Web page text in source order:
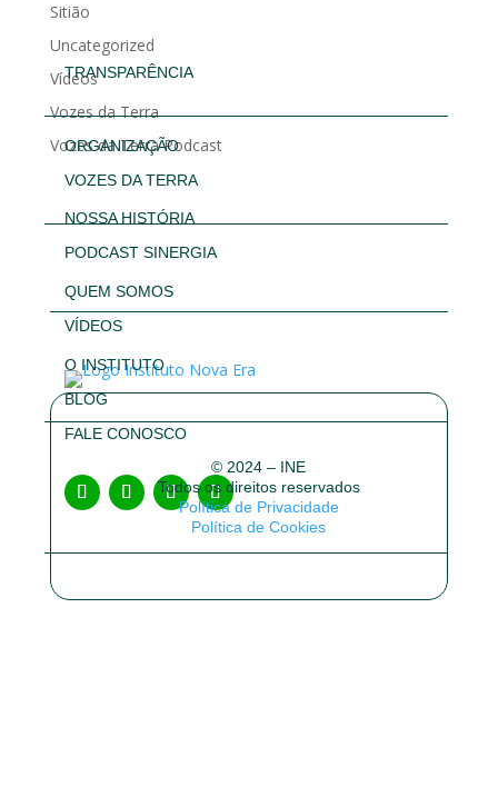
Sitião
Uncategorized
Vídeos
Vozes da Terra
Vozes da Terra Podcast
O INSTITUTO
QUEM SOMOS
NOSSA HISTÓRIA
ORGANIZAÇÃO
TRANSPARÊNCIA
BLOG
VÍDEOS
PODCAST SINERGIA
VOZES DA TERRA
FALE CONOSCO
© 2024 – INE
Todos os direitos reservados
Política de Privacidade
Política de Cookies